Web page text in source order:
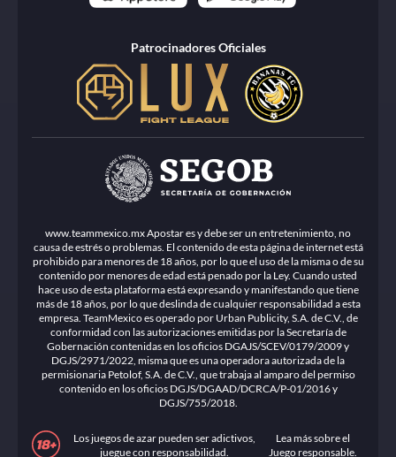
Patrocinadores Oficiales
www.teammexico.mx Apostar es y debe ser un entretenimiento, no
causa de estrés o problemas. El contenido de esta página de internet está
prohibido para menores de 18 años, por lo que el uso de la misma o de su
contenido por menores de edad está penado por la Ley. Cuando usted
hace uso de esta plataforma está expresando y manifestando que tiene
más de 18 años, por lo que deslinda de cualquier responsabilidad a esta
empresa. TeamMexico es operado por Urban Publicity, S.A. de C.V., de
conformidad con las autorizaciones emitidas por la Secretaría de
Gobernación contenidas en los oficios DGAJS/SCEV/0179/2009 y
DGJS/2971/2022, misma que es una operadora autorizada de la
permisionaria Petolof, S.A. de C.V., que trabaja al amparo del permiso
contenido en los oficios DGJS/DGAAD/DCRCA/P-01/2016 y
DGJS/755/2018.
Los juegos de azar pueden ser adictivos,
juegue con responsabilidad.
Lea más sobre el
Juego responsable.